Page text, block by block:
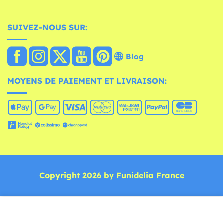
SUIVEZ-NOUS SUR:
Blog
MOYENS DE PAIEMENT ET LIVRAISON:
Copyright 2026 by Funidelia France